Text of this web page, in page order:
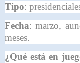
Tipo:
Fecha: marzo,
meses.
¿Qué está en